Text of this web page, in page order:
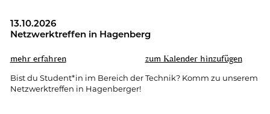
13.10.2026
Netz­werk­tref­fen in Ha­gen­berg
mehr er­fah­ren zum Ka­len­der hin­zu­fü­gen
Bist du Stu­dent*in im Be­reich der Tech­nik? Komm zu un­se­rem
Netz­werk­tref­fen in Ha­gen­ber­ger!